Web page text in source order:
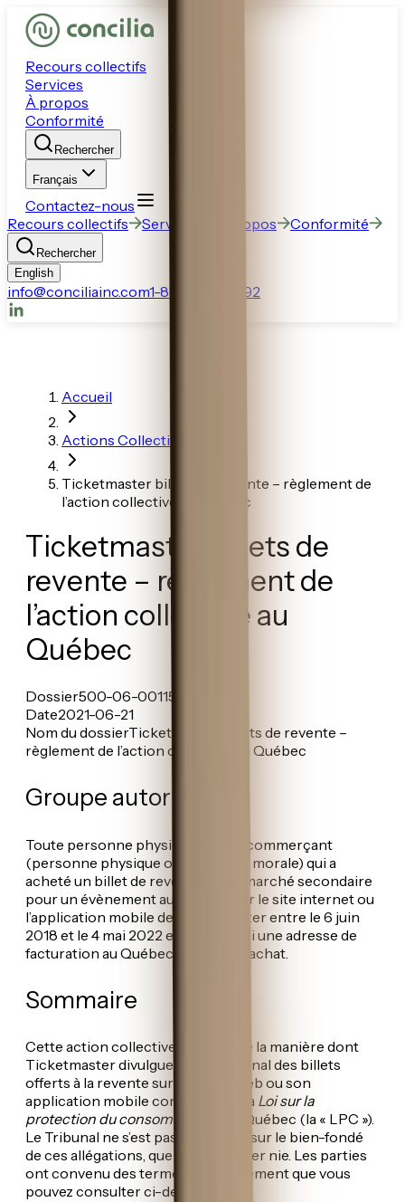
Recours collectifs
Services
À propos
Conformité
Rechercher
Français
Contactez-nous
Recours collectifs
Services À propos Conformité
Rechercher
English
info@conciliainc.com1-888-770-6892
Accueil
Actions Collectives
Ticketmaster billets de revente – règlement de
l’action collective au Québec
Ticketmaster billets de
revente – règlement de
l’action collective au
Québec
Dossier500-06-001153-218
Date2021-06-21
Nom du dossierTicketmaster billets de revente –
règlement de l’action collective au Québec
Groupe autorisé
Toute personne physique et tout commerçant
(personne physique ou personne morale) qui a
acheté un billet de revente sur le marché secondaire
pour un évènement au Québec sur le site internet ou
l’application mobile de Ticketmaster entre le 6 juin
2018 et le 4 mai 2022 et qui a fourni une adresse de
facturation au Québec lors de cet achat.
Sommaire
Cette action collective allègue que la manière dont
Ticketmaster divulgue le prix original des billets
offerts à la revente sur son site Web ou son
application mobile contrevient à la Loi sur la
protection du consommateur
du Québec (la « LPC »).
Le Tribunal ne s’est pas prononcé sur le bien-fondé
de ces allégations, que Ticketmaster nie. Les parties
ont convenu des termes d’un règlement que vous
pouvez consulter ci-dessous.